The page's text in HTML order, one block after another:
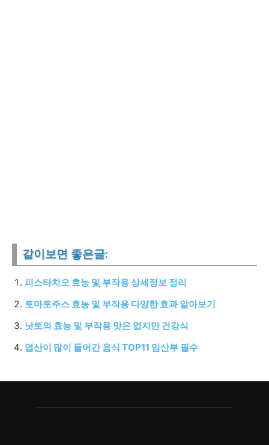
같이보면 좋은글:
피스타치오 효능 및 부작용 상세정보 정리
토마토주스 효능 및 부작용 다양한 효과 알아보기
낫토의 효능 및 부작용 맛은 없지만 건강식
엽산이 많이 들어간 음식 TOP11 임산부 필수